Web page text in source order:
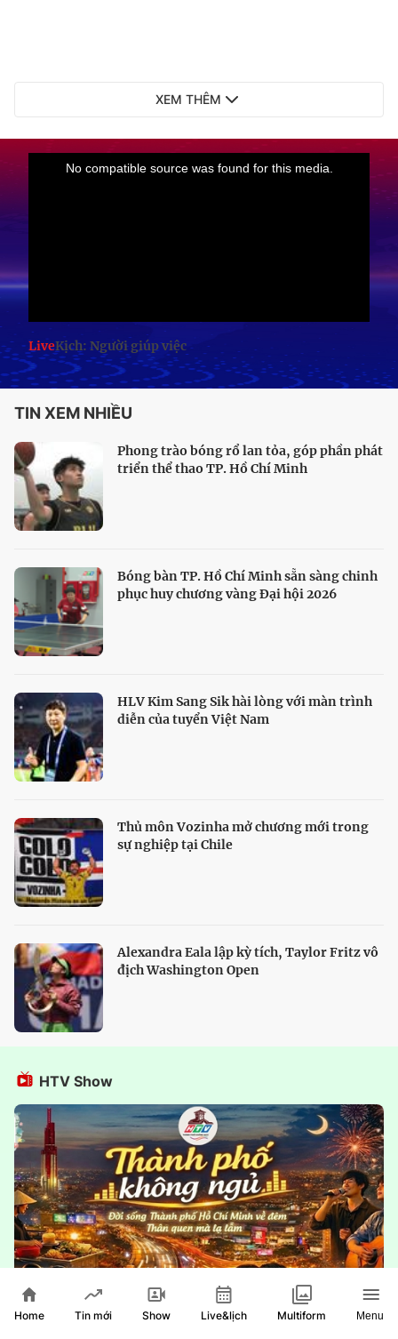
XEM THÊM
LiveKịch: Người giúp việc
TIN XEM NHIỀU
Phong trào bóng rổ lan tỏa, góp phần phát
triển thể thao TP. Hồ Chí Minh
Bóng bàn TP. Hồ Chí Minh sẵn sàng chinh
phục huy chương vàng Đại hội 2026
HLV Kim Sang Sik hài lòng với màn trình
diễn của tuyển Việt Nam
Thủ môn Vozinha mở chương mới trong
sự nghiệp tại Chile
Alexandra Eala lập kỳ tích, Taylor Fritz vô
địch Washington Open
HTV Show
Home Tin mới Show Live&lịch Multiform Menu